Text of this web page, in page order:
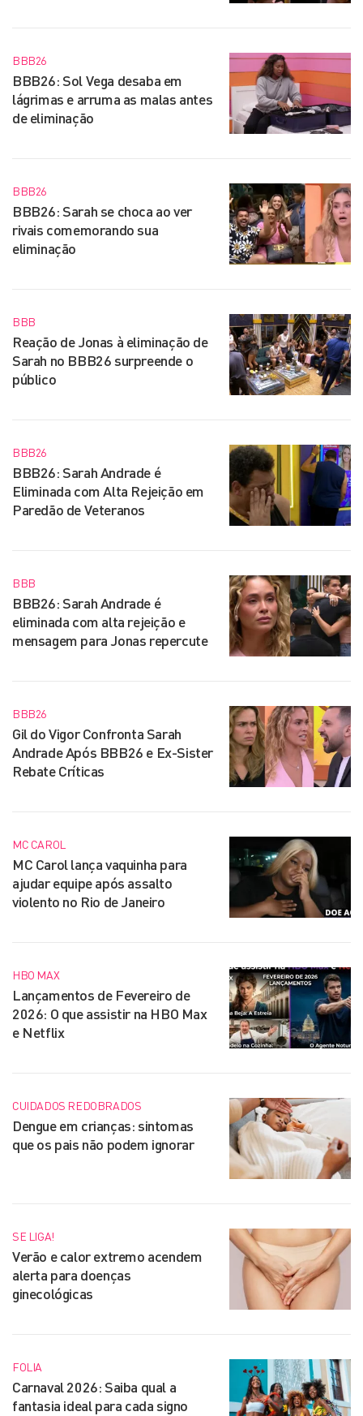
BBB26
BBB26: Sol Vega desaba em
lágrimas e arruma as malas antes
de eliminação
BBB26
BBB26: Sarah se choca ao ver
rivais comemorando sua
eliminação
BBB
Reação de Jonas à eliminação de
Sarah no BBB26 surpreende o
público
BBB26
BBB26: Sarah Andrade é
Eliminada com Alta Rejeição em
Paredão de Veteranos
BBB
BBB26: Sarah Andrade é
eliminada com alta rejeição e
mensagem para Jonas repercute
BBB26
Gil do Vigor Confronta Sarah
Andrade Após BBB26 e Ex-Sister
Rebate Críticas
MC CAROL
MC Carol lança vaquinha para
ajudar equipe após assalto
violento no Rio de Janeiro
HBO MAX
Lançamentos de Fevereiro de
2026: O que assistir na HBO Max
e Netflix
CUIDADOS REDOBRADOS
Dengue em crianças: sintomas
que os pais não podem ignorar
SE LIGA!
Verão e calor extremo acendem
alerta para doenças
ginecológicas
FOLIA
Carnaval 2026: Saiba qual a
fantasia ideal para cada signo